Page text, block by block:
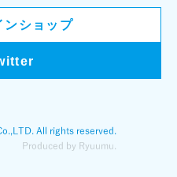
ンショップ